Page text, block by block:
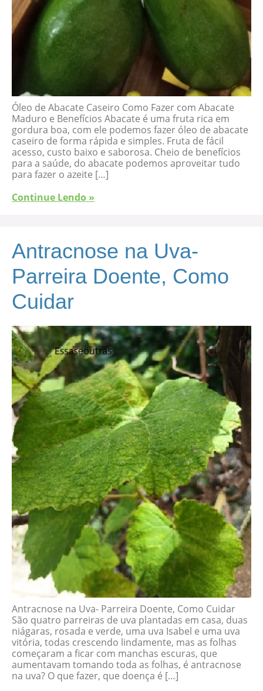
Óleo de Abacate Caseiro Como Fazer com Abacate
Maduro e Benefícios Abacate é uma fruta rica em
gordura boa, com ele podemos fazer óleo de abacate
caseiro de forma rápida e simples. Fruta de fácil
acesso, custo baixo e saborosa. Cheio de benefícios
para a saúde, do abacate podemos aproveitar tudo
para fazer o azeite […]
Continue Lendo »
Antracnose na Uva-
Parreira Doente, Como
Cuidar
Antracnose na Uva- Parreira Doente, Como Cuidar
São quatro parreiras de uva plantadas em casa, duas
niágaras, rosada e verde, uma uva Isabel e uma uva
vitória, todas crescendo lindamente, mas as folhas
começaram a ficar com manchas escuras, que
aumentavam tomando toda as folhas, é antracnose
na uva? O que fazer, que doença é […]